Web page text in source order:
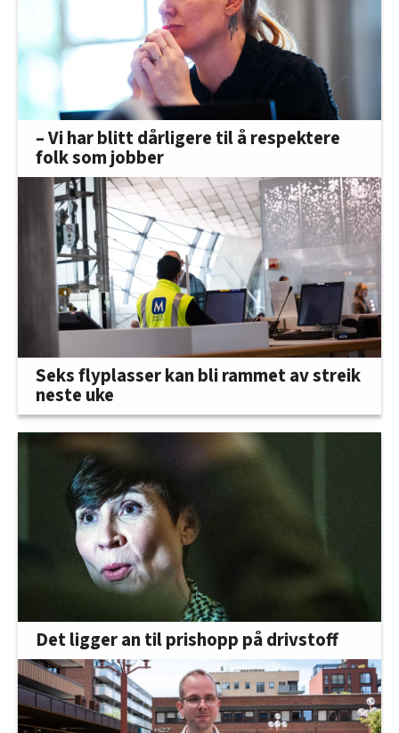
– Vi har blitt dårligere til å respektere
folk som jobber
Seks flyplasser kan bli rammet av streik
neste uke
Det ligger an til prishopp på drivstoff